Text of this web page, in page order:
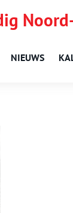
NIEUWS